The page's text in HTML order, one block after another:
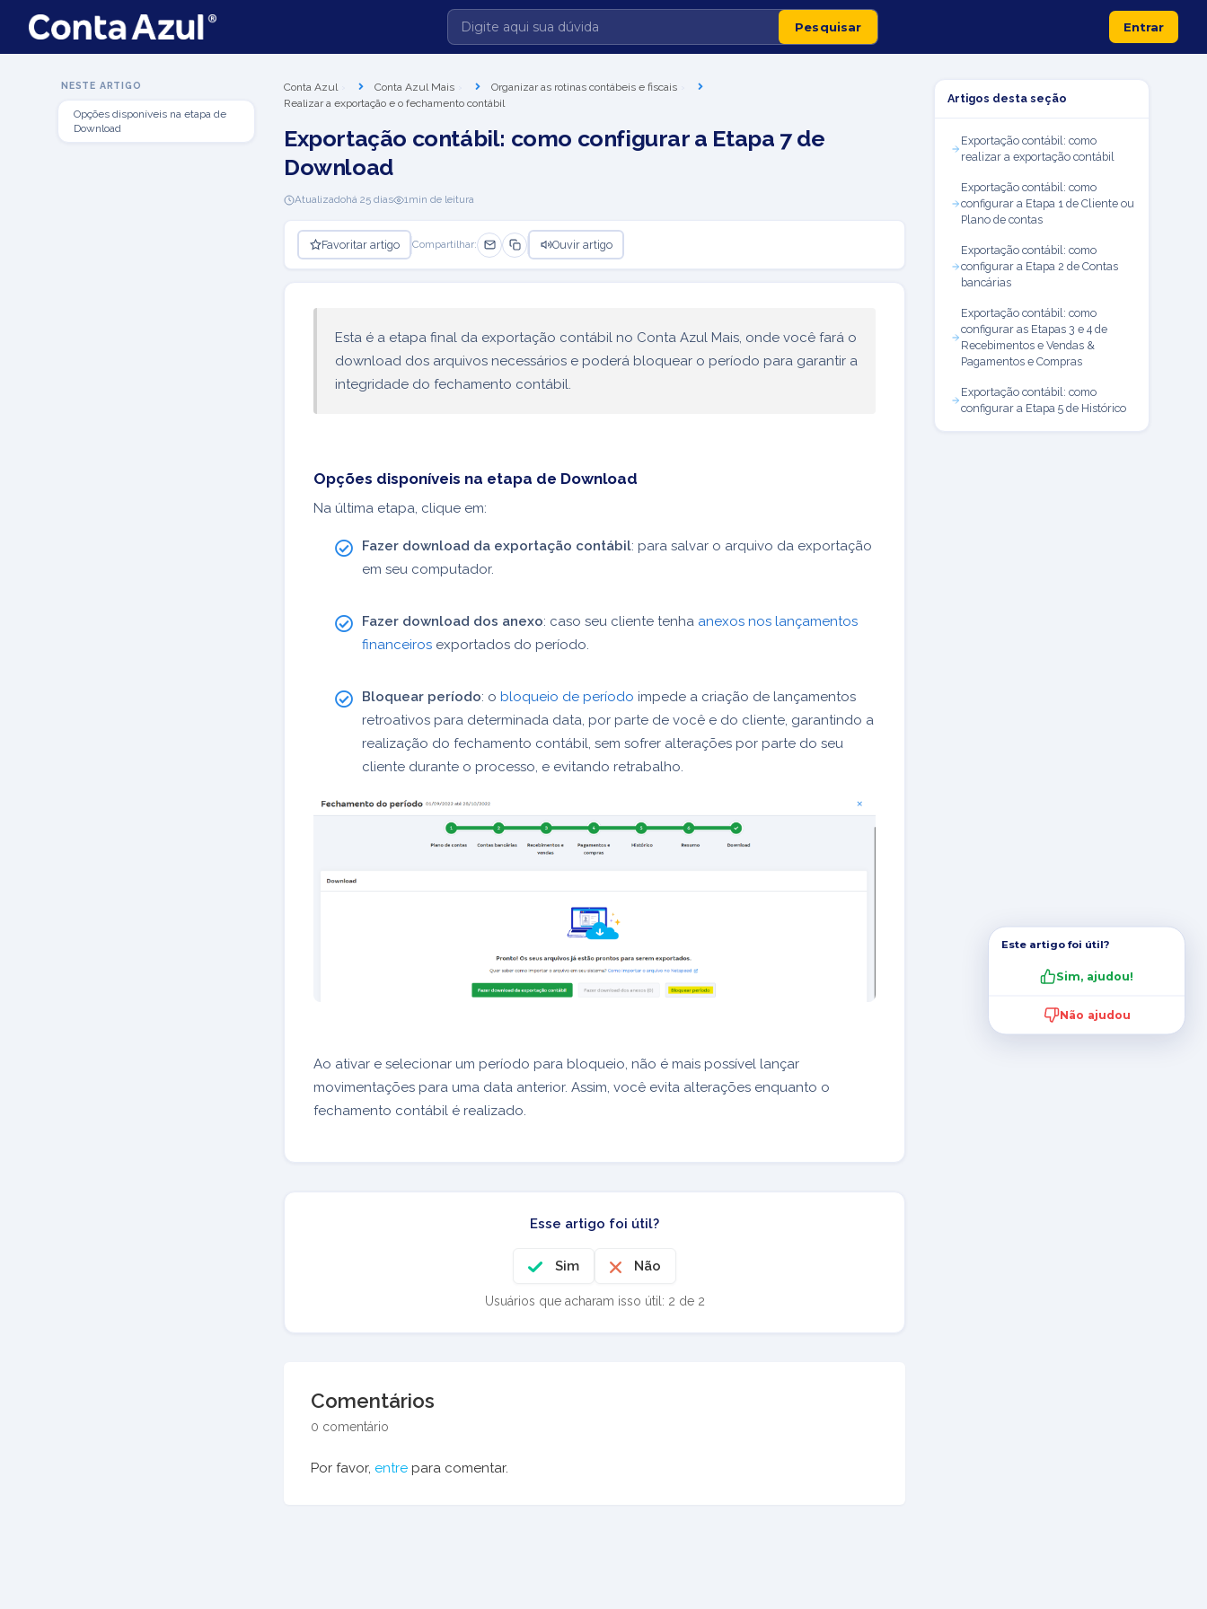
Entrar
NESTE ARTIGO
Opções disponíveis na etapa de
Download
Conta Azul Conta Azul Mais
Organizar as rotinas contábeis e fiscais
Realizar a exportação e o fechamento contábil
Exportação contábil: como configurar a Etapa 7 de
Download
Atualizadohá 25 dias 1min de leitura
Favoritar artigo Compartilhar: Ouvir artigo
Esta é a etapa final da exportação contábil no Conta Azul Mais, onde você fará o
download dos arquivos necessários e poderá bloquear o período para garantir a
integridade do fechamento contábil.
Opções disponíveis na etapa de Download
Na última etapa, clique em:
Fazer download da exportação contábil: para salvar o arquivo da exportação
em seu computador.
Fazer download dos anexo: caso seu cliente tenha anexos nos lançamentos
financeiros exportados do período.
Bloquear período: o bloqueio de período impede a criação de lançamentos
retroativos para determinada data, por parte de você e do cliente, garantindo a
realização do fechamento contábil, sem sofrer alterações por parte do seu
cliente durante o processo, e evitando retrabalho.
Ao ativar e selecionar um período para bloqueio, não é mais possível lançar
movimentações para uma data anterior. Assim, você evita alterações enquanto o
fechamento contábil é realizado.
Esse artigo foi útil?
Sim Não
Usuários que acharam isso útil: 2 de 2
Comentários
0 comentário
Por favor, entre para comentar.
Artigos desta seção
Exportação contábil: como
realizar a exportação contábil
Exportação contábil: como
configurar a Etapa 1 de Cliente ou
Plano de contas
Exportação contábil: como
configurar a Etapa 2 de Contas
bancárias
Exportação contábil: como
configurar as Etapas 3 e 4 de
Recebimentos e Vendas &
Pagamentos e Compras
Exportação contábil: como
configurar a Etapa 5 de Histórico
Este artigo foi útil?
Sim, ajudou!
Não ajudou